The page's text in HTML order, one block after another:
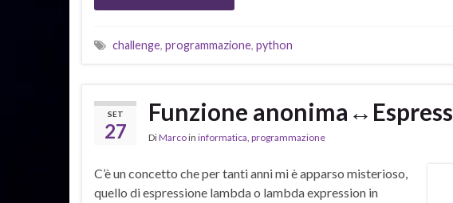
challenge, programmazione, python
SET
27
Funzione
DiMarcoin informatica, programmazione
C’è un concetto che per tanti anni mi è apparso misterioso,
quello di espressione lambda o lambda expression in